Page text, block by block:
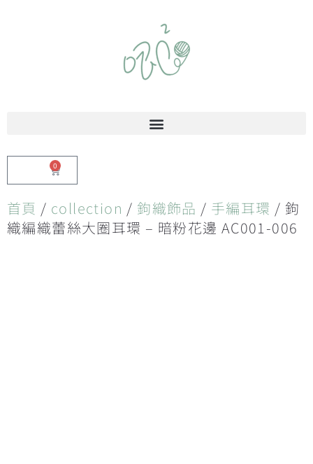
0
首頁 / collection / 鉤織飾品 / 手編耳環 / 鉤
織編織蕾絲大圈耳環 – 暗粉花邊 AC001-006